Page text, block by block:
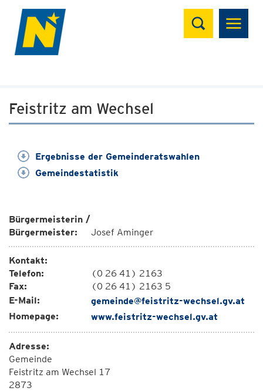
Suchen
Feistritz am Wechsel
Ergebnisse der Gemeinderatswahlen
Gemeindestatistik
Bürgermeisterin /
Bürgermeister:
Josef Aminger
Kontakt:
Telefon:
(0 26 41) 2163
Fax:
(0 26 41) 2163 5
E-Mail:
gemeinde@feistritz-wechsel.gv.at
Homepage:
www.feistritz-wechsel.gv.at
Adresse:
Gemeinde
Feistritz am Wechsel 17
2873